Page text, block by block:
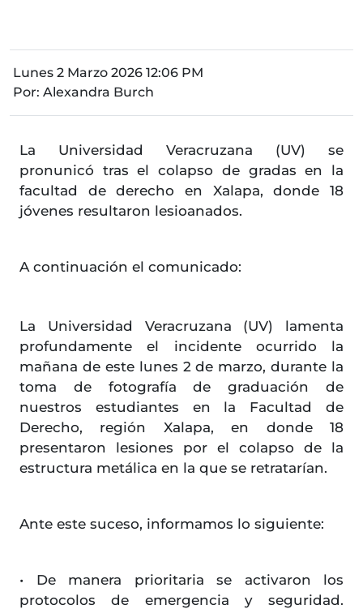
Lunes 2 Marzo 2026 12:06 PM
Por: Alexandra Burch
La Universidad Veracruzana (UV) se
pronunicó tras el colapso de gradas en la
facultad de derecho en Xalapa, donde 18
jóvenes resultaron lesioanados.
A continuación el comunicado:
La Universidad Veracruzana (UV) lamenta
profundamente el incidente ocurrido la
mañana de este lunes 2 de marzo, durante la
toma de fotografía de graduación de
nuestros estudiantes en la Facultad de
Derecho, región Xalapa, en donde 18
presentaron lesiones por el colapso de la
estructura metálica en la que se retratarían.
Ante este suceso, informamos lo siguiente:
• De manera prioritaria se activaron los
protocolos de emergencia y seguridad.